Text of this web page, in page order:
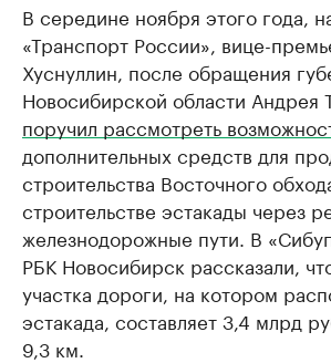
В середине ноября этого года,
«Транспорт России», вице-
Хуснуллин, после обращения
Новосибирской области Андрея
поручил рассмотреть
дополнительных средств для
строительства Восточного
строительстве эстакады через
железнодорожные пути. В
РБК Новосибирск рассказали,
участка дороги, на котором
эстакада, составляет 3,4 млрд
9,3 км.